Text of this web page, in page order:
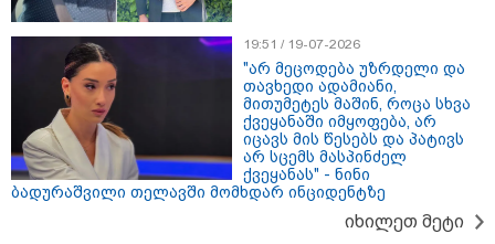
ნიკა მელიას სასამართლოს
უპატივცემლობის ფაქტზე 1 წლით და 6
თვით თავისუფლების აღკვეთა მიესაჯა
19:42 / 06-08-2026
"იმნაძემ მის მეგობრებს
ალექსანდრე გაბაშვილს და
გიორგი მალანიას უთხრა,
თითქოსდა მისი მასწავლებელი,
გიგა ავალიანი ზედმეტ
19:51 / 19-07-2026
"არ მეცოდება უზრდელი და
თავხედი ადამიანი,
მითუმეტეს მაშინ, როცა სხვა
ქვეყანაში იმყოფება, არ
იცავს მის წესებს და პატივს
არ სცემს მასპინძელ
ქვეყანას" - ნინი
ბადურაშვილი თელავში მომხდარ ინციდენტზე
იხილეთ მეტი